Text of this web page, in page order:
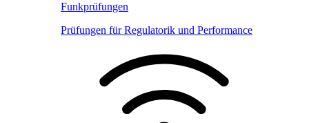
Funkprüfungen
Prüfungen für Regulatorik und Performance